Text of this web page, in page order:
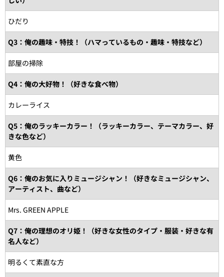
ひだり
Q3：俺の趣味・特技！（ハマっているもの・趣味・特技など）
部屋の掃除
Q4：俺の大好物！（好きな食べ物）
カレーライス
Q5：俺のラッキーカラー！（ラッキーカラー、テーマカラー、好
きな色など）
黄色
Q6：俺のお気に入りミュージシャン！（好きなミュージシャン、
アーティスト、曲など）
Mrs. GREEN APPLE
Q7：俺の理想のオリ姫！（好きな女性のタイプ・服装・好きな有
名人など）
明るくて素直な方